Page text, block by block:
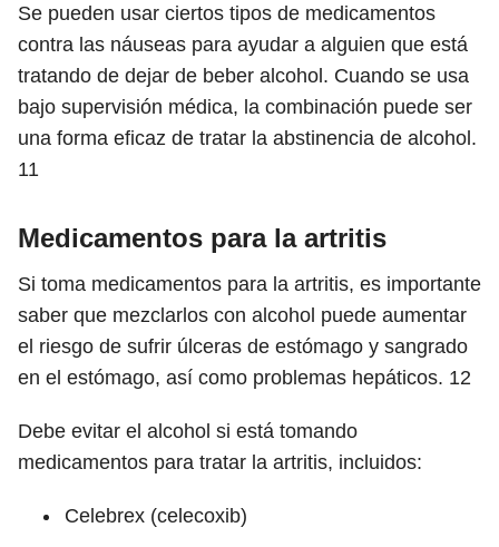
Se pueden usar ciertos tipos de medicamentos
contra las náuseas para ayudar a alguien que está
tratando de dejar de beber alcohol. Cuando se usa
bajo supervisión médica, la combinación puede ser
una forma eficaz de tratar la abstinencia de alcohol.
11
Medicamentos para la artritis
Si toma medicamentos para la artritis, es importante
saber que mezclarlos con alcohol puede aumentar
el riesgo de sufrir úlceras de estómago y sangrado
en el estómago, así como problemas hepáticos. 12
Debe evitar el alcohol si está tomando
medicamentos para tratar la artritis, incluidos:
Celebrex (celecoxib)